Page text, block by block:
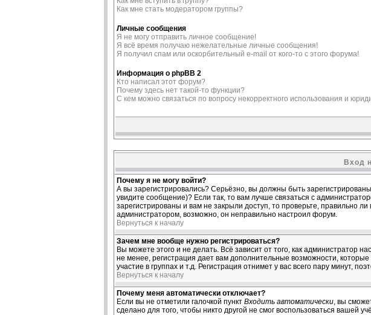
Как мне стать модератором группы?
Личные сообщения
Я не могу отправить личное сообщение!
Я всё время получаю нежелательные личные сообщения!
Я получил спам или оскорбительный e-mail от кого-то с этого форума!
Информация о phpBB 2
Кто написал этот форум?
Почему здесь нет такой-то функции?
С кем можно связаться по вопросу некорректного использования и
Вход
Почему я не могу войти?
А вы зарегистрировались? Серьёзно, вы должны быть
увидите сообщение)? Если так, то вам лучше связаться с
зарегистрированы и вам не закрыли доступ, то проверьте, правильно
администратором, возможно, он неправильно настроил форум.
Вернуться к началу
Зачем мне вообще нужно регистрироваться?
Вы можете этого и не делать. Всё зависит от того, как
не менее, регистрация дает вам дополнительные возможности,
участие в группах и т.д. Регистрация отнимет у вас всего пару минут,
Вернуться к началу
Почему меня автоматически отключает?
Если вы не отметили галочкой пункт Входить автоматически, вы
сделано для того, чтобы никто другой не смог воспользоваться вашей